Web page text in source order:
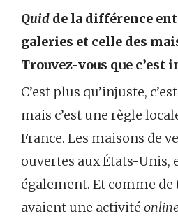
Quid de la différence
galeries et celle des
Trouvez-vous que c’est
C’est plus qu’injuste,
mais c’est une règle
France. Les maisons de
ouvertes aux États-Unis,
également. Et comme de
avaient une activité